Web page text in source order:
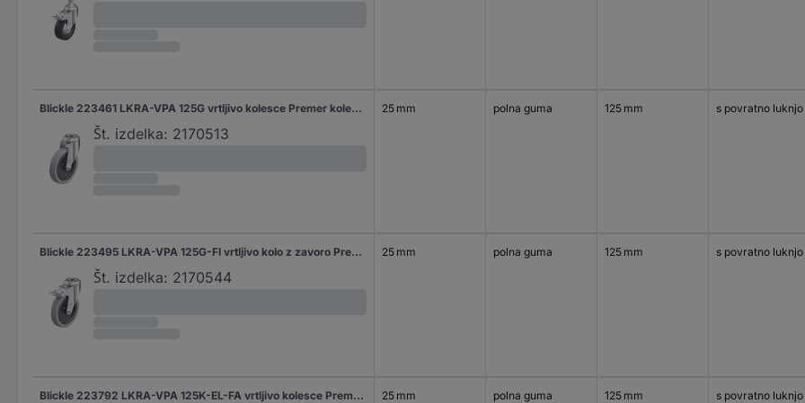
Blickle 223461 LKRA-VPA 125G vrtljivo kolesce Premer kolesa: 125 mm Nosilnost (maks.): 100 kg 1 kos
Št. izdelka: 2170513
25 mm polna guma 125 mm s povratno luknjo
Blickle 223495 LKRA-VPA 125G-FI vrtljivo kolo z zavoro Premer kolesa: 125 mm Nosilnost (maks.): 100 kg 1 kos
Št. izdelka: 2170544
25 mm polna guma 125 mm s povratno luknjo
Blickle 223792 LKRA-VPA 125K-EL-FA vrtljivo kolesce Premer kolesa: 125 mm Nosilnost (maks.): 75 kg 1 kos 25 mm polna guma 125 mm s povratno luknjo